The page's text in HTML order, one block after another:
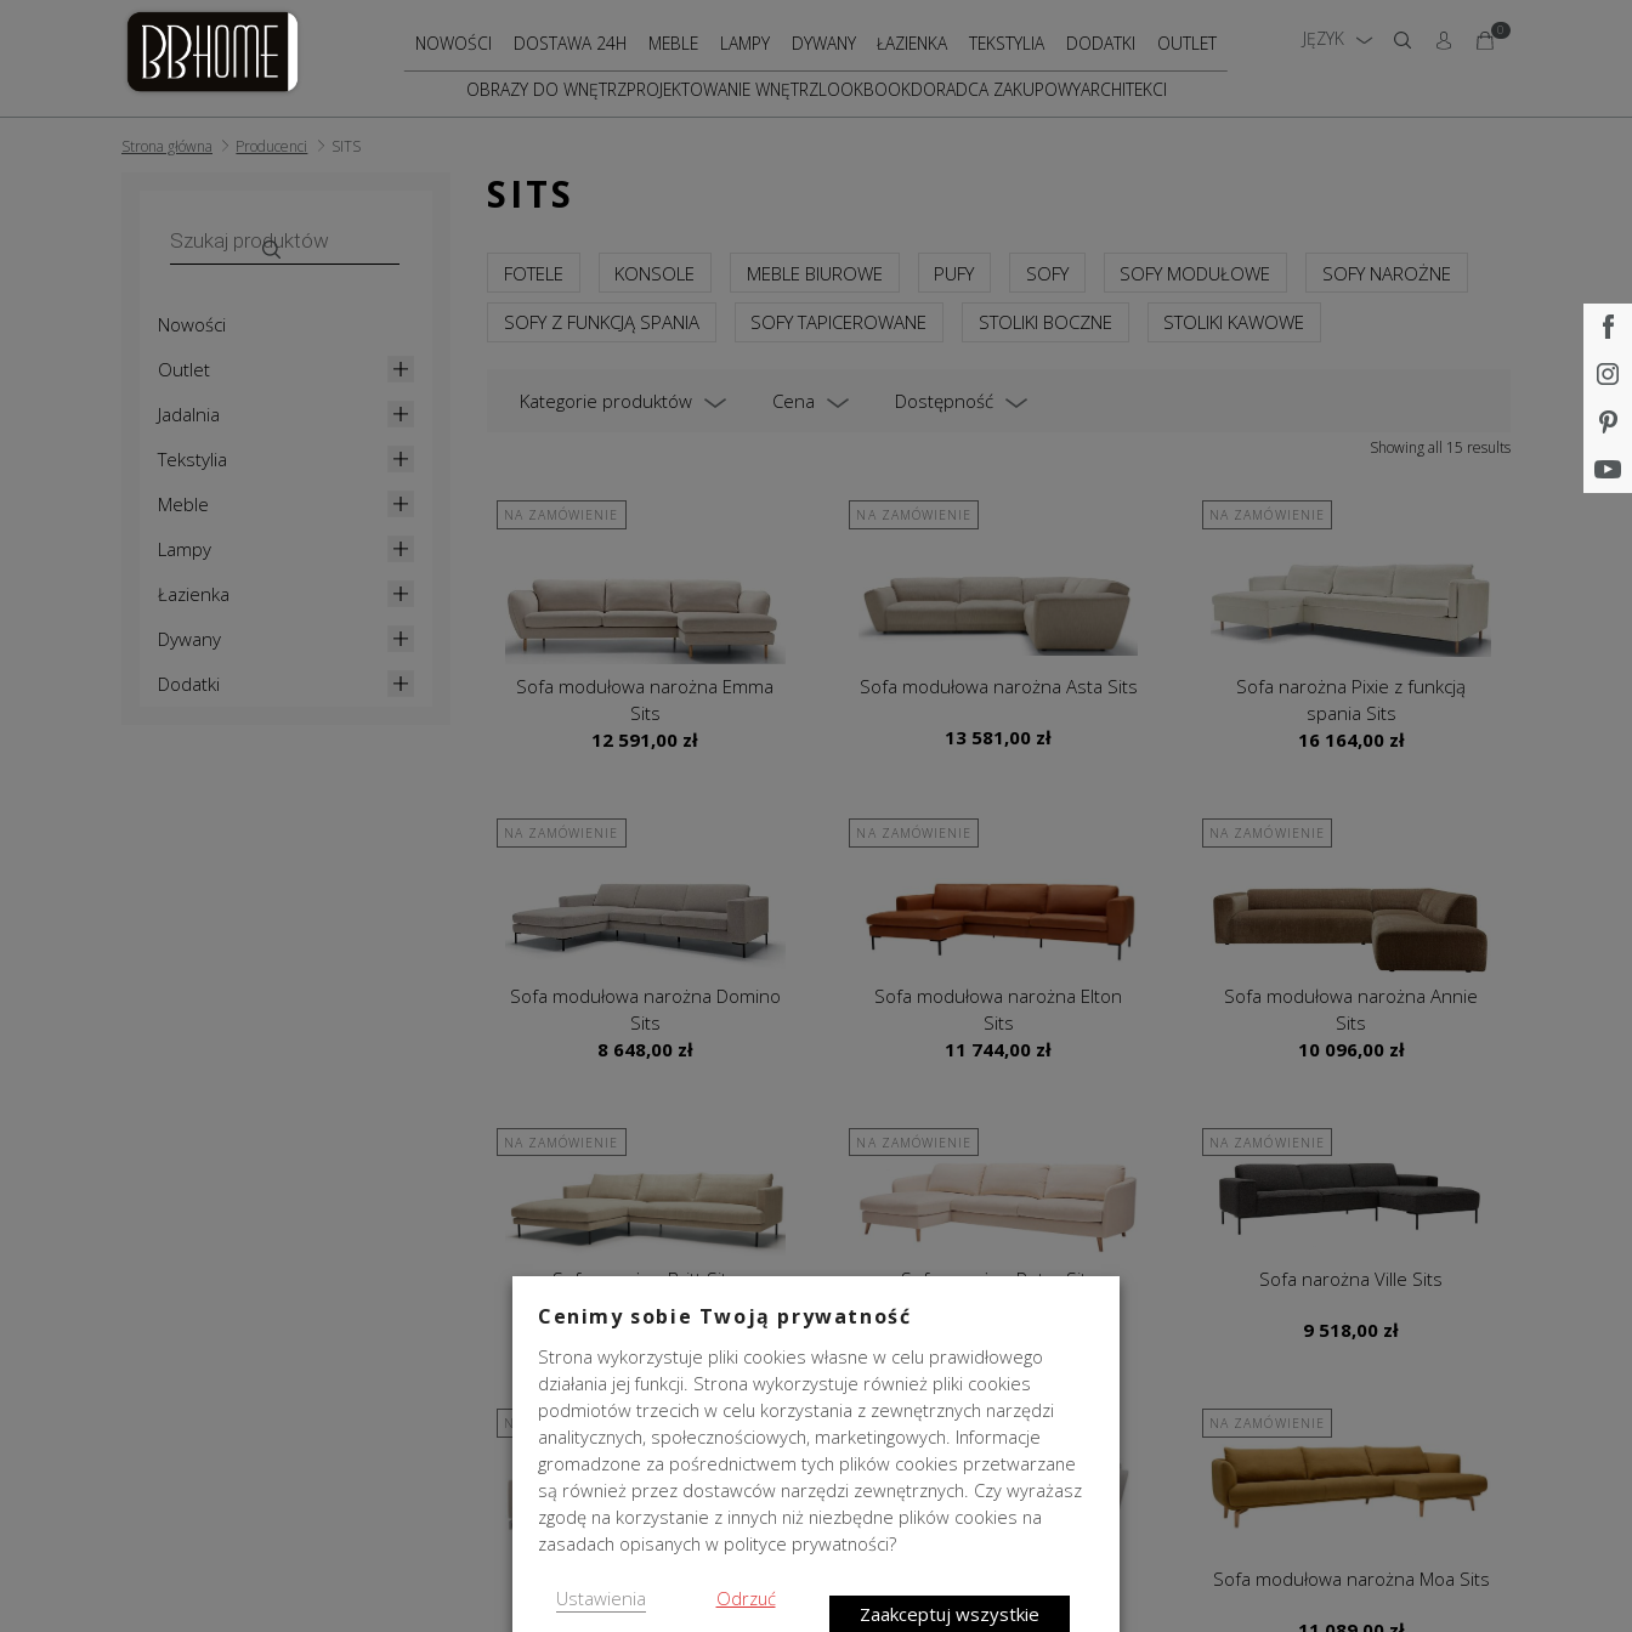
JĘZYK 0
NOWOŚCI DOSTAWA 24H MEBLE LAMPY DYWANY ŁAZIENKA TEKSTYLIA DODATKI OUTLET
OBRAZY DO WNĘTRZPROJEKTOWANIE WNĘTRZLOOKBOOKDORADCA ZAKUPOWYARCHITEKCI
Strona główna Producenci SITS
produktów
Nowości
Outlet
Jadalnia
Tekstylia
Meble
Lampy
Łazienka
Dywany
Dodatki
SITS
FOTELE KONSOLE MEBLE BIUROWE PUFY SOFY SOFY MODUŁOWE SOFY NAROŻNE
SOFY Z FUNKCJĄ SPANIA SOFY TAPICEROWANE STOLIKI BOCZNE STOLIKI KAWOWE
Kategorie produktów Cena Dostępność
Showing all 15 results
NA ZAMÓWIENIE
Sofa modułowa narożna Emma
Sits
12 591,00 zł
NA ZAMÓWIENIE
Sofa modułowa narożna Asta Sits
13 581,00 zł
NA ZAMÓWIENIE
Sofa narożna Pixie z funkcją
spania Sits
16 164,00 zł
NA ZAMÓWIENIE
Sofa modułowa narożna Domino
Sits
8 648,00 zł
NA ZAMÓWIENIE
Sofa modułowa narożna Elton
Sits
11 744,00 zł
NA ZAMÓWIENIE
Sofa modułowa narożna Annie
Sits
10 096,00 zł
NA ZAMÓWIENIE
Sofa narożna Britt Sits
15 038,00zł
NA ZAMÓWIENIE
Sofa narożna Petra Sits
NA ZAMÓWIENIE
Sofa narożna Ville Sits
9 518,00 zł
NA ZAMÓWIENIE NA ZAMÓWIENIE NA ZAMÓWIENIE
Sofa modułowa narożna Moa Sits
Cenimy sobie Twoją prywatność
Strona wykorzystuje pliki cookies własne w celu prawidłowego
działania jej funkcji. Strona wykorzystuje również pliki cookies
podmiotów trzecich w celu korzystania z zewnętrznych narzędzi
analitycznych, społecznościowych, marketingowych. Informacje
gromadzone za pośrednictwem tych plików cookies przetwarzane
są również przez dostawców narzędzi zewnętrznych. Czy wyrażasz
zgodę na korzystanie z innych niż niezbędne plików cookies na
zasadach opisanych w polityce prywatności?
Ustawienia Odrzuć
Zaakceptuj wszystkie